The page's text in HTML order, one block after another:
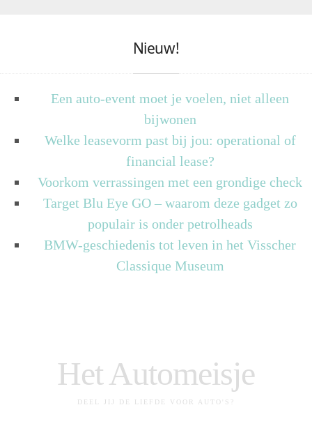
Nieuw!
Een auto-event moet je voelen, niet alleen
bijwonen
Welke leasevorm past bij jou: operational of
financial lease?
Voorkom verrassingen met een grondige check
Target Blu Eye GO – waarom deze gadget zo
populair is onder petrolheads
BMW-geschiedenis tot leven in het Visscher
Classique Museum
Het Automeisje
DEEL JIJ DE LIEFDE VOOR AUTO'S?